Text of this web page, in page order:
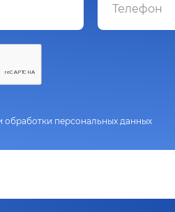
обработки персональных данных